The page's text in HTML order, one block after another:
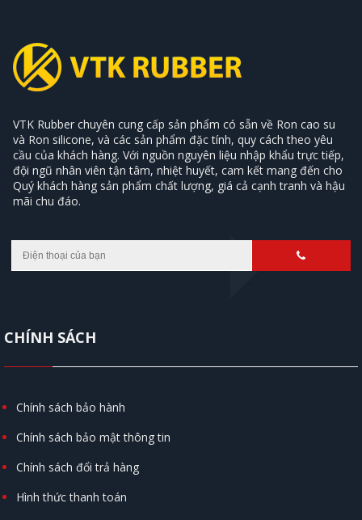
VTK Rubber chuyên cung cấp sản phẩm có sẵn về Ron cao su
và Ron silicone, và các sản phẩm đặc tính, quy cách theo yêu
cầu của khách hàng. Với nguồn nguyên liệu nhập khẩu trực tiếp,
đội ngũ nhân viên tận tâm, nhiệt huyết, cam kết mang đến cho
Quý khách hàng sản phẩm chất lượng, giá cả cạnh tranh và hậu
mãi chu đáo.
CHÍNH SÁCH
Chính sách bảo hành
Chính sách bảo mật thông tin
Chính sách đổi trả hàng
Hình thức thanh toán